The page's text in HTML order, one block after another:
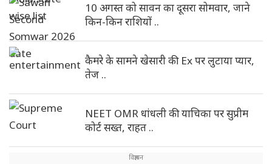
10 अगस्त को सावन का दूसरा सोमवार, जाने
किन-किन राशियों ..
कैमरे के सामने खेसारी की Ex पर लुटाया प्यार,
तेज ..
NEET OMR धांधली की याचिका पर सुप्रीम
कोर्ट सख्त, राहत ..